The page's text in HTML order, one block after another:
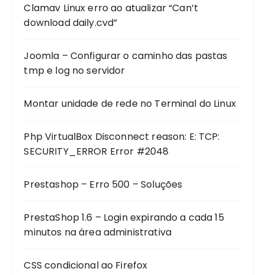
p
o
Clamav Linux erro ao atualizar “Can’t
download daily.cvd”
Joomla – Configurar o caminho das pastas
tmp e log no servidor
Montar unidade de rede no Terminal do Linux
Php VirtualBox Disconnect reason: E: TCP:
SECURITY_ERROR Error #2048
Prestashop – Erro 500 – Soluções
PrestaShop 1.6 – Login expirando a cada 15
minutos na área administrativa
CSS condicional ao Firefox